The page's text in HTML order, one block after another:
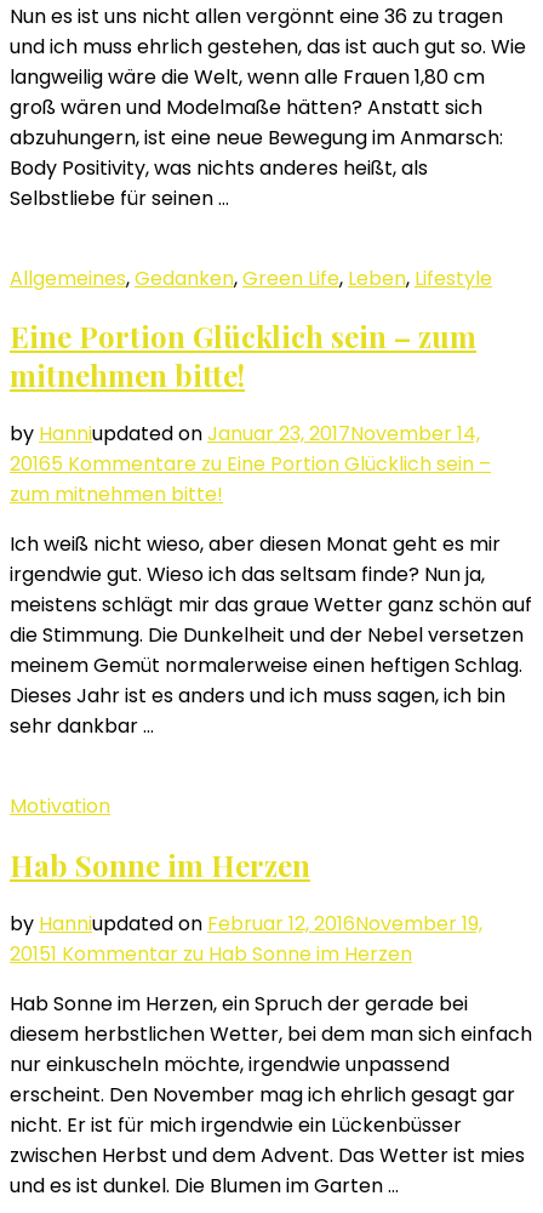
Nun es ist uns nicht allen vergönnt eine 36 zu tragen
und ich muss ehrlich gestehen, das ist auch gut so. Wie
langweilig wäre die Welt, wenn alle Frauen 1,80 cm
groß wären und Modelmaße hätten? Anstatt sich
abzuhungern, ist eine neue Bewegung im Anmarsch:
Body Positivity, was nichts anderes heißt, als
Selbstliebe für seinen …
Allgemeines,Gedanken,Green Life, Leben, Lifestyle
Eine Portion Glücklich sein – zum
mitnehmen bitte!
by Hanniupdated onJanuar 23, 2017November 14,
20165 Kommentare zu Eine Portion Glücklich sein –
zum mitnehmen bitte!
Ich weiß nicht wieso, aber diesen Monat geht es mir
irgendwie gut. Wieso ich das seltsam finde? Nun ja,
meistens schlägt mir das graue Wetter ganz schön auf
die Stimmung. Die Dunkelheit und der Nebel versetzen
meinem Gemüt normalerweise einen heftigen Schlag.
Dieses Jahr ist es anders und ich muss sagen, ich bin
sehr dankbar …
Motivation
Hab Sonne im Herzen
by Hanniupdated on Februar 12, 2016November 19,
20151 Kommentar zu Hab Sonne im Herzen
Hab Sonne im Herzen, ein Spruch der gerade bei
diesem herbstlichen Wetter, bei dem man sich einfach
nur einkuscheln möchte, irgendwie unpassend
erscheint. Den November mag ich ehrlich gesagt gar
nicht. Er ist für mich irgendwie ein Lückenbüsser
zwischen Herbst und dem Advent. Das Wetter ist mies
und es ist dunkel. Die Blumen im Garten …